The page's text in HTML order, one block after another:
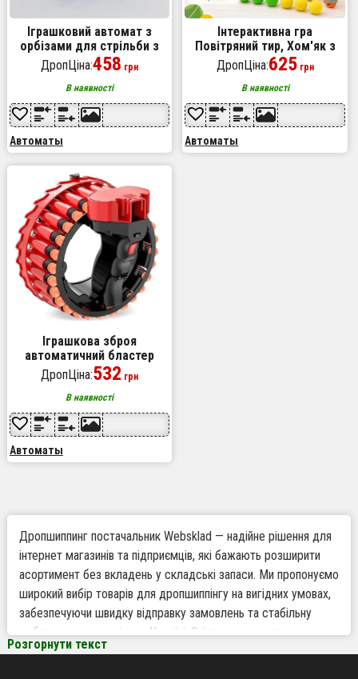
Іграшковий автомат з
орбізами для стрільби з
синім камуфляжним
дизайном
ДропЦіна:458 грн
В наявності
Автоматы
Інтерактивна гра
Повітряний тир, Хом'як з
дисплеєм рахунку,
Пістолет з м'ячиками та
мішенню безпечний
ДропЦіна:625грн
В наявності
Автоматы
Іграшкова зброя
автоматичний бластер
кулемет Growler на 28
зарядів від акумулятора
ДропЦіна:532 грн
В наявності
Автоматы
Дропшиппинг постачальник Websklad — надійне рішення для
інтернет магазинів та підприємців, які бажають розширити
асортимент без вкладень у складські запаси. Ми пропонуємо
широкий вибір товарів для дропшиппінгу на вигідних умовах,
забезпечуючи швидку відправку замовлень та стабільну
роботу з дропшиппінгу в Україні. Співпраця з постачальником
Websklad — це можливість масштабувати бізнес,
Розгорнути текст